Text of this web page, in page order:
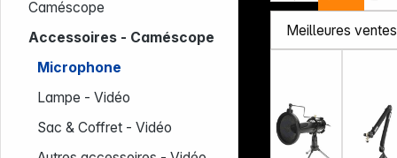
Caméscope
Accessoires - Caméscope
Microphone
Lampe - Vidéo
Sac & Coffret - Vidéo